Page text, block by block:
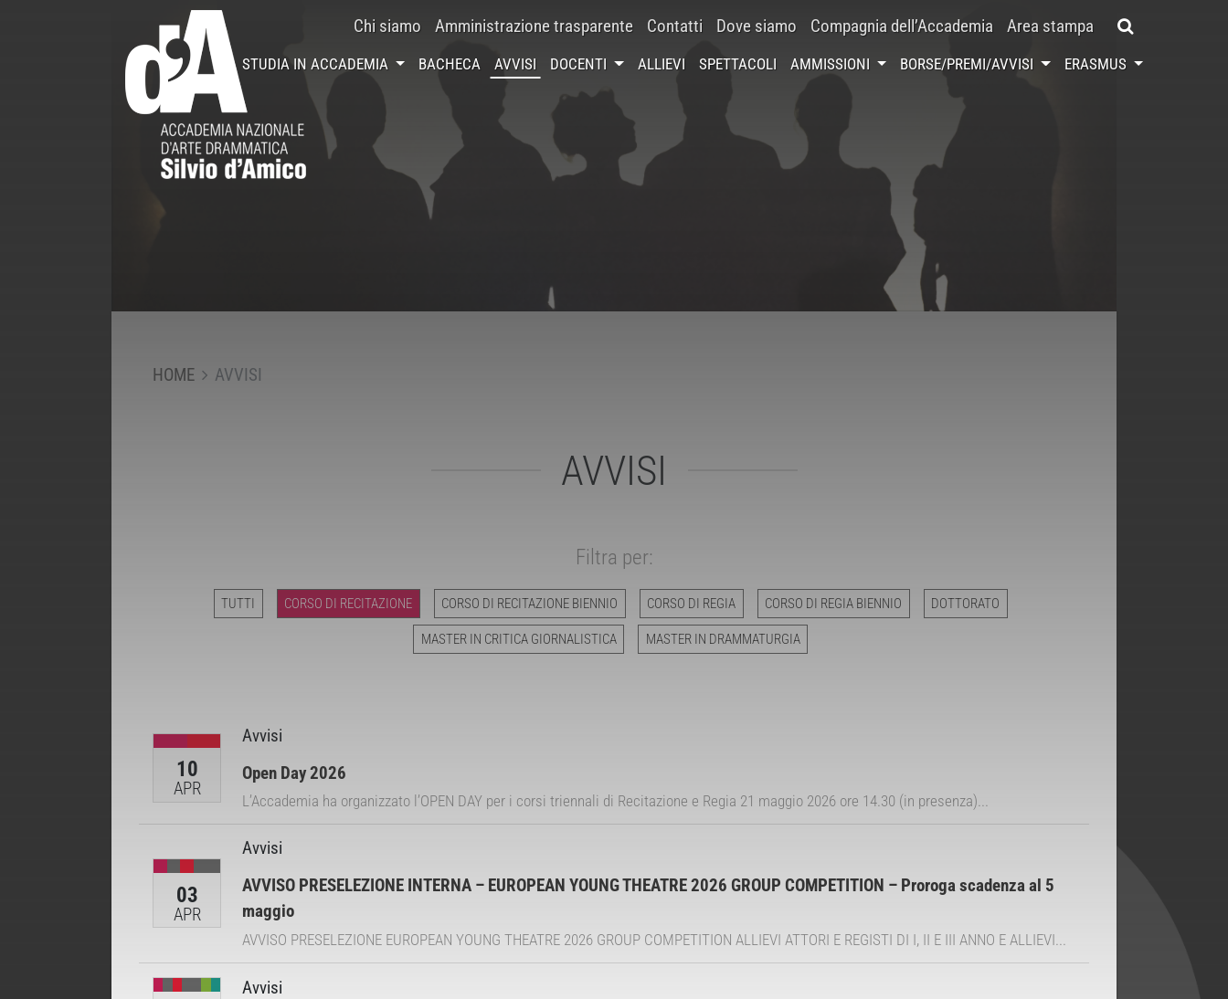
Chi siamo Amministrazione trasparente Contatti Dove siamo Compagnia dell’Accademia Area stampa
STUDIA IN ACCADEMIA BACHECA AVVISI DOCENTI ALLIEVI SPETTACOLI AMMISSIONI BORSE/PREMI/AVVISI ERASMUS
HOME AVVISI
AVVISI
Filtra per:
TUTTI CORSO DI RECITAZIONE CORSO DI RECITAZIONE BIENNIO CORSO DI REGIA CORSO DI REGIA BIENNIO DOTTORATO
MASTER IN CRITICA GIORNALISTICA MASTER IN DRAMMATURGIA
10
APR
Avvisi
Open Day 2026
L’Accademia ha organizzato l’OPEN DAY per i corsi triennali di Recitazione e Regia 21 maggio 2026 ore 14.30 (in presenza)...
03
APR
Avvisi
AVVISO PRESELEZIONE INTERNA – EUROPEAN YOUNG THEATRE 2026 GROUP COMPETITION – Proroga scadenza al 5
maggio
AVVISO PRESELEZIONE EUROPEAN YOUNG THEATRE 2026 GROUP COMPETITION ALLIEVI ATTORI E REGISTI DI I, II E III ANNO E ALLIEVI...
Avvisi